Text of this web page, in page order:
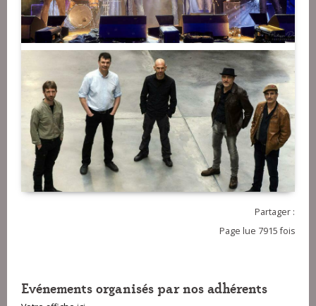
Partager :
Page lue 7915 fois
Evénements organisés par nos adhérents